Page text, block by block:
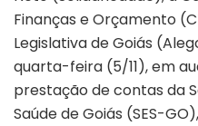
Finanças e Orçamento
Legislativa de Goiás
quarta-feira (5/11), em
prestação de contas da
Saúde de Goiás (SES-